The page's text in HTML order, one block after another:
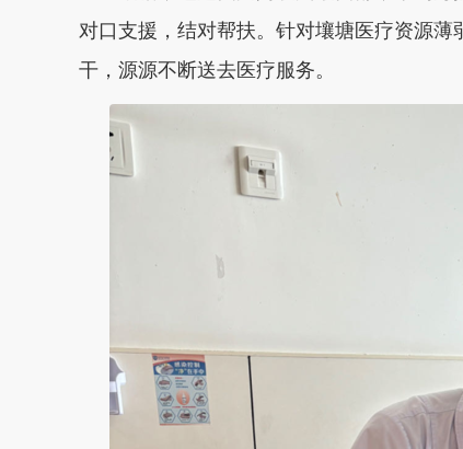
对口支援，结对帮扶。针对壤塘医疗资源
干，源源不断送去医疗服务。